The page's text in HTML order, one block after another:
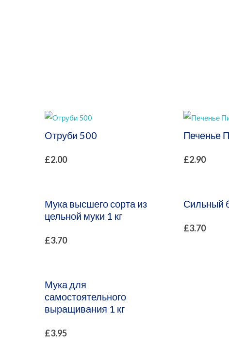
Отруби 500
£2.00
Печенье
£2.90
Мука высшего сорта из
цельной муки 1 кг
£3.70
Сильный
£3.70
Мука для
самостоятельного
выращивания 1 кг
£3.95